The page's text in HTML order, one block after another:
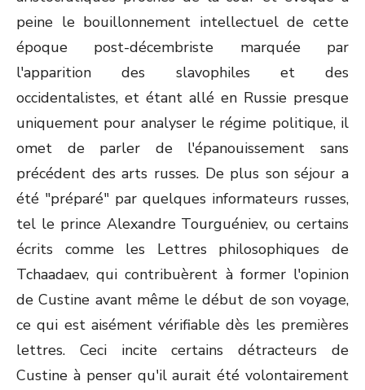
peine le bouillonnement intellectuel de cette
époque post-décembriste marquée par
l'apparition des slavophiles et des
occidentalistes, et étant allé en Russie presque
uniquement pour analyser le régime politique, il
omet de parler de l'épanouissement sans
précédent des arts russes. De plus son séjour a
été "préparé" par quelques informateurs russes,
tel le prince Alexandre Tourguéniev, ou certains
écrits comme les Lettres philosophiques de
Tchaadaev, qui contribuèrent à former l'opinion
de Custine avant même le début de son voyage,
ce qui est aisément vérifiable dès les premières
lettres. Ceci incite certains détracteurs de
Custine à penser qu'il aurait été volontairement